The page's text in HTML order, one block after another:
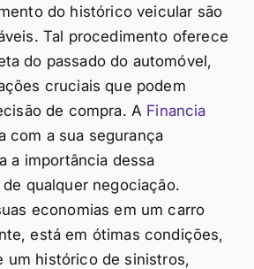
do histórico veicular são
Tal procedimento oferece
do passado do automóvel,
cruciais que podem
de compra. A Financia
com a sua segurança
a importância dessa
qualquer negociação.
economias em um carro
está em ótimas condições,
um histórico de sinistros,